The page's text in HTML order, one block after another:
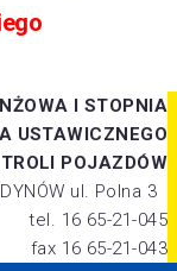
I STOPNIA
USTAWICZNEGO
POJAZDÓW
ul. Polna 3
tel. 16 65-21-045
fax 16 65-21-043